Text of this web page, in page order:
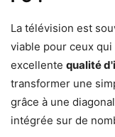
La télévision est
viable pour ceux
excellente qualité
transformer une
grâce à une
intégrée sur de